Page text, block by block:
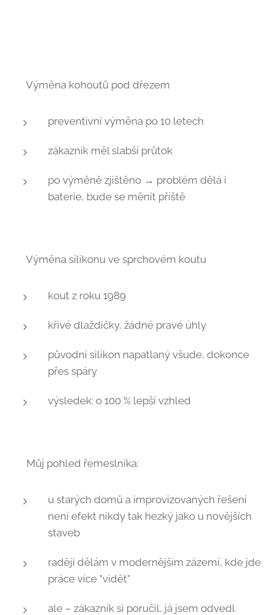
👉 Výměna kohoutů pod dřezem
preventivní výměna po 10 letech 🕐
zákazník měl slabší průtok 💧
po výměně zjištěno → problém dělá i
baterie, bude se měnit příště 🔄
👉 Výměna silikonu ve sprchovém koutu
kout z roku 1989 😲
křivé dlaždičky, žádné pravé úhly 📐
původní silikon napatlaný všude, dokonce
přes spáry 😅
výsledek: o 100 % lepší vzhled ✨
🔨 Můj pohled řemeslníka:
u starých domů a improvizovaných řešení
není efekt nikdy tak hezký jako u novějších
staveb
raději dělám v modernějším zázemí, kde jde
práce více "vidět" 👌
ale – zákazník si poručil, já jsem odvedl